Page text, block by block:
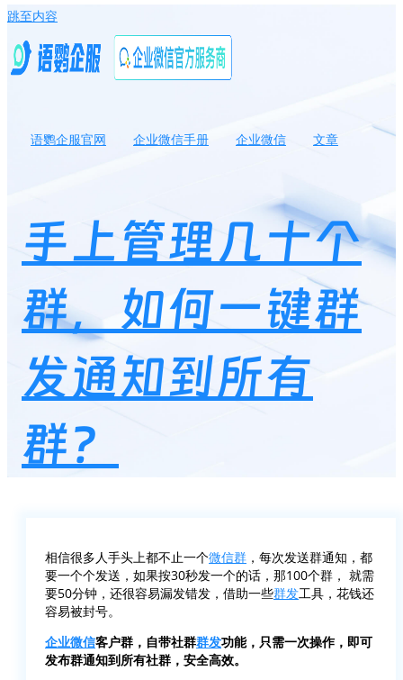
跳至内容
语鹦企服官网 企业微信手册 企业微信
文章
手上管理几十个
群，如何一键群
发通知到所有
群？
相信很多人手头上都不止一个微信群 ，每次发送群通知，都
要一个个发送，如果按30秒发一个的话，那100个群， 就需
要50分钟，还很容易漏发错发，借助一些群发工具，花钱还
容易被封号。
企业微信客户群，自带社群群发功能，只需一次操作，即可
发布群通知到所有社群，安全高效。